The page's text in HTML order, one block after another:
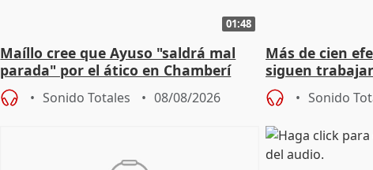
01:48
Maíllo cree que Ayuso "saldrá mal
parada" por el ático en Chamberí
Sonido Totales 08/08/2026
Más de cien
siguen
Niebla (Huelva)
Sonido